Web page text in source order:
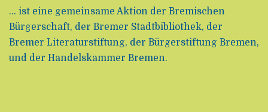
... ist eine gemeinsame Aktion der Bremischen
Bürgerschaft, der Bremer Stadtbibliothek, der
Bremer Literaturstiftung, der Bürgerstiftung Bremen,
und der Handelskammer Bremen.